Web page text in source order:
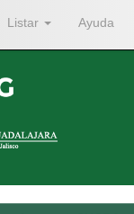
Listar Ayuda